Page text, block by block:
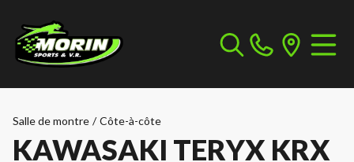
Salle de montre / Côte-à-côte
KAWASAKI TERYX KRX